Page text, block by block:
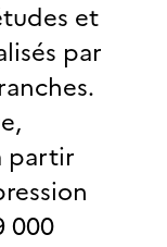
et
par
partir
000